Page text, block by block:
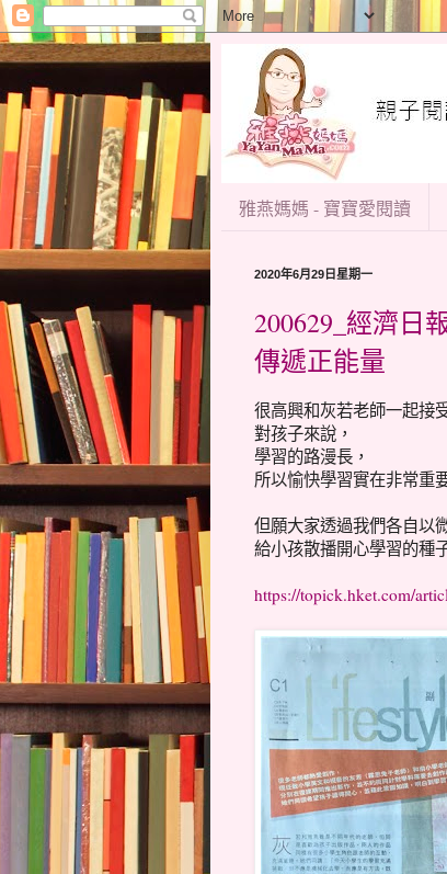
雅燕媽媽 - 寶寶愛閱讀
2020年6月29日星期一
200629_經濟日
傳遞正能量
很高興和灰若老師一起接
對孩子來說，
學習的路漫長，
所以愉快學習實在非常重
但願大家透過我們各自以
給小孩散播開心學習的種
https://topick.hket.com/